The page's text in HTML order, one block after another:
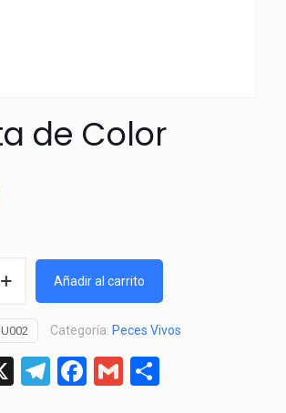
de Color
Añadir al carrito
Categoría: Peces Vivos
X Telegram
Facebook
Gmail